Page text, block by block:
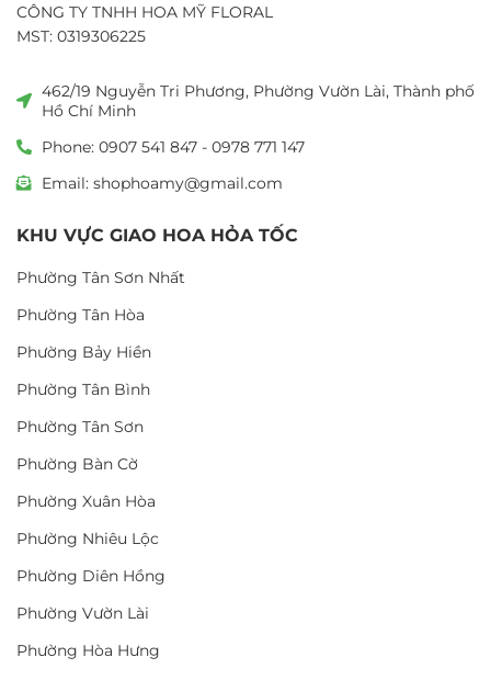
CÔNG TY TNHH HOA MỸ FLORAL
MST: 0319306225
462/19 Nguyễn Tri Phương, Phường Vườn Lài, Thành phố
Hồ Chí Minh
Phone: 0907 541 847 - 0978 771 147
Email: shophoamy@gmail.com
KHU VỰC GIAO HOA HỎA TỐC
Phường Tân Sơn Nhất
Phường Tân Hòa
Phường Bảy Hiền
Phường Tân Bình
Phường Tân Sơn
Phường Bàn Cờ
Phường Xuân Hòa
Phường Nhiêu Lộc
Phường Diên Hồng
Phường Vườn Lài
Phường Hòa Hưng